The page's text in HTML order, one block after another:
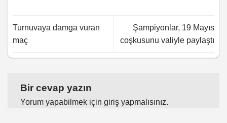
Turnuvaya damga vuran
maç
Şampiyonlar, 19 Mayıs
coşkusunu valiyle paylaştı
Bir cevap yazın
Yorum yapabilmek için giriş yapmalısınız.